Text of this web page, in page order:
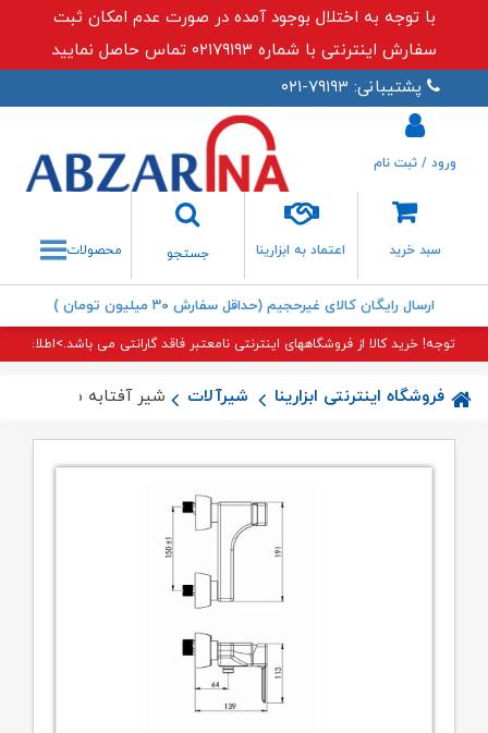
با توجه به اختلال بوجود آمده در صورت عدم امکان ثبت
سفارش اینترنتی با شماره ۰۲۱۷۹۱۹۳ تماس حاصل نمایید
پشتیبانی: ۷۹۱۹۳-۰۲۱
سبد خرید اعتماد به ابزارینا
جستجو
جستجو
ورود / ثبت نام
محصولات
ارسال رایگان کالای غیرحجیم (حداقل سفارش ۳۰ میلیون تومان )
توجه! خرید کالا از فروشگاههای اینترنتی نامعتبر فاقد گارانتی می باشد.>اطلاعات
فروشگاه اینترنتی ابزارینا شیرآلات شیر آفتابه میشل